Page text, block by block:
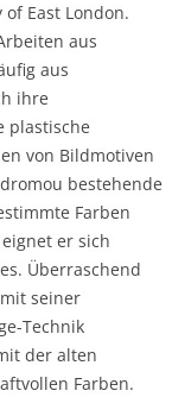
East London.
aus
aus
ihre
plastische
von Bildmotiven
bestehende
Farben
er sich
Überraschend
seiner
Technik
der alten
Farben.